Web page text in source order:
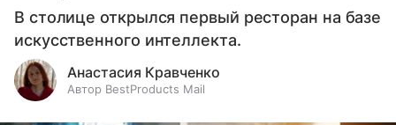
В столице открылся первый ресторан на базе
искусственного интеллекта.
Анастасия Кравченко
Автор BestProducts Mail